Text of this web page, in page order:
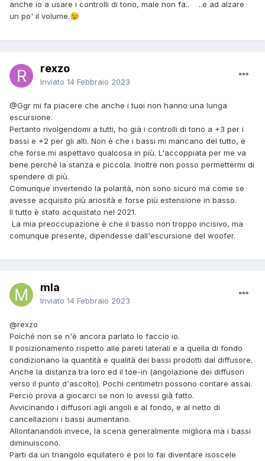
anche io a usare i controlli di tono, male non fa.. ..e ad alzare
un po' il volume.😉
rexzo
Inviato 14 Febbraio 2023
@Ggr mi fa piacere che anche i tuoi non hanno una lunga
escursione.
Pertanto rivolgendomi a tutti, ho già i controlli di tono a +3 per i
bassi e +2 per gli alti. Non è che i bassi mi mancano del tutto, e
che forse mi aspettavo qualcosa in più. L'accoppiata per me va
bene perché la stanza e piccola. Inoltre non posso permettermi di
spendere di più.
Comunque invertendo la polarità, non sono sicuro ma come se
avesse acquisito più ariosità e forse più estensione in basso.
Il tutto è stato acquistato nel 2021.
La mia preoccupazione è che il basso non troppo incisivo, ma
comunque presente, dipendesse dall'escursione del woofer.
mla
Inviato 14 Febbraio 2023
@rexzo
Poiché non se n'è ancora parlato lo faccio io.
Il posizionamento rispetto alle pareti laterali e a quella di fondo
condizionano la quantità e qualità dei bassi prodotti dal diffusore.
Anche la distanza tra loro ed il toe-in (angolazione dei diffusori
verso il punto d'ascolto). Pochi centimetri possono contare assai.
Perciò prova a giocarci se non lo avessi già fatto.
Avvicinando i diffusori agli angoli e al fondo, e al netto di
cancellazioni i bassi aumentano.
Allontanandoli invece, la scena generalmente migliora ma i bassi
diminuiscono.
Parti da un triangolo equilatero e poi lo fai diventare isoscele